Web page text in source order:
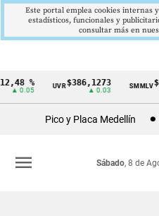
Cintillo
Colombia
%
▲ 0.05
UVR$386,1273
▲ 0.03
SMMLV
Pico y Placa Medellín
Sábado, 8 de
menu
Este portal emplea cookies internas
estadísticos, funcionales y
consultar más en